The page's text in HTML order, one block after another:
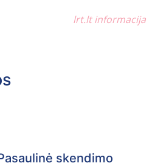
lrt.lt informacija
skendimo